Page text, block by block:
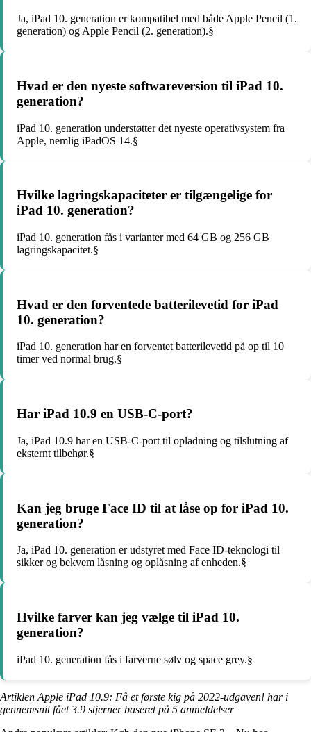
Ja, iPad 10. generation er kompatibel med både Apple Pencil (1.
generation) og Apple Pencil (2. generation).§
Hvad er den nyeste softwareversion til iPad 10.
generation?
iPad 10. generation understøtter det nyeste operativsystem fra
Apple, nemlig iPadOS 14.§
Hvilke lagringskapaciteter er tilgængelige for
iPad 10. generation?
iPad 10. generation fås i varianter med 64 GB og 256 GB
lagringskapacitet.§
Hvad er den forventede batterilevetid for iPad
10. generation?
iPad 10. generation har en forventet batterilevetid på op til 10
timer ved normal brug.§
Har iPad 10.9 en USB-C-port?
Ja, iPad 10.9 har en USB-C-port til opladning og tilslutning af
eksternt tilbehør.§
Kan jeg bruge Face ID til at låse op for iPad 10.
generation?
Ja, iPad 10. generation er udstyret med Face ID-teknologi til
sikker og bekvem låsning og oplåsning af enheden.§
Hvilke farver kan jeg vælge til iPad 10.
generation?
iPad 10. generation fås i farverne sølv og space grey.§
Artiklen Apple iPad 10.9: Få et første kig på 2022-udgaven! har i
gennemsnit fået3.9 stjerner baseret på 5 anmeldelser